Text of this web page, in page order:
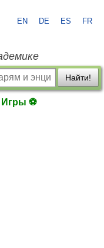
EN DE ES FR
Найти!
Игры ⚽